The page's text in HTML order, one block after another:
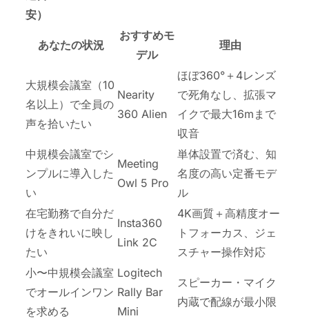
安）
あなたの状況
おすすめモ
デル
理由
大規模会議室（10
名以上）で全員の
声を拾いたい
Nearity
360 Alien
ほぼ360°＋4レンズ
で死角なし、拡張マ
イクで最大16mまで
収音
中規模会議室でシ
ンプルに導入した
い
Meeting
Owl 5 Pro
単体設置で済む、知
名度の高い定番モデ
ル
在宅勤務で自分だ
けをきれいに映し
たい
Insta360
Link 2C
4K画質＋高精度オー
トフォーカス、ジェ
スチャー操作対応
小〜中規模会議室
でオールインワン
を求める
Logitech
Rally Bar
Mini
スピーカー・マイク
内蔵で配線が最小限